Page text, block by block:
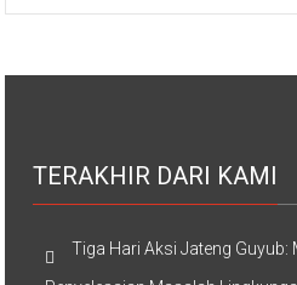
TERAKHIR DARI KAMI
Tiga Hari Aksi Jateng Guyub: